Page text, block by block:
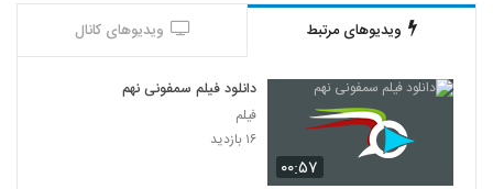
ویدیوهای مرتبط ویدیوهای کانال
۰۰:۵۷
دانلود فیلم سمفونی نهم
فیلم
۱۶ بازدید